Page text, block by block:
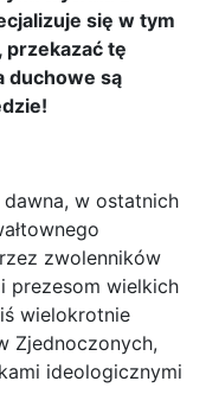
się w tym
przekazać tę
duchowe są
w ostatnich
zwolenników
i prezesom wielkich
wielokrotnie
Zjednoczonych,
ideologicznymi